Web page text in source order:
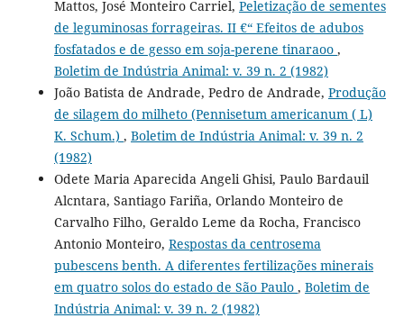
Mattos, José Monteiro Carriel, Peletização de sementes
de leguminosas forrageiras. II €“ Efeitos de adubos
fosfatados e de gesso em soja-perene tinaraoo ,
Boletim de Indústria Animal: v. 39 n. 2 (1982)
João Batista de Andrade, Pedro de Andrade, Produção
de silagem do milheto (Pennisetum americanum ( L)
K. Schum.) , Boletim de Indústria Animal: v. 39 n. 2
(1982)
Odete Maria Aparecida Angeli Ghisi, Paulo Bardauil
Alcntara, Santiago Fariña, Orlando Monteiro de
Carvalho Filho, Geraldo Leme da Rocha, Francisco
Antonio Monteiro, Respostas da centrosema
pubescens benth. A diferentes fertilizações minerais
em quatro solos do estado de São Paulo , Boletim de
Indústria Animal: v. 39 n. 2 (1982)